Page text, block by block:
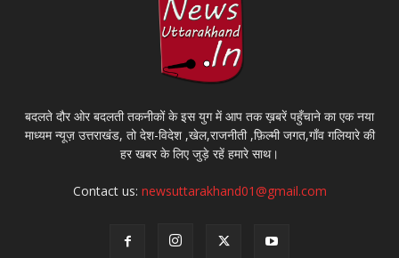
बदलते दौर ओर बदलती तकनीकों के इस युग में आप तक ख़बरें पहुँचाने का एक नया
माध्यम न्यूज़ उत्तराखंड, तो देश-विदेश ,खेल,राजनीती ,फ़िल्मी जगत,गाँव गलियारे की
हर खबर के लिए जुड़े रहें हमारे साथ।
Contact us: newsuttarakhand01@gmail.com